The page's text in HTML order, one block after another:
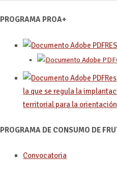
PROGRAMA PROA+
la que se regula la
territorial para la
PROGRAMA DE CONSUMO DE
Convocatoria